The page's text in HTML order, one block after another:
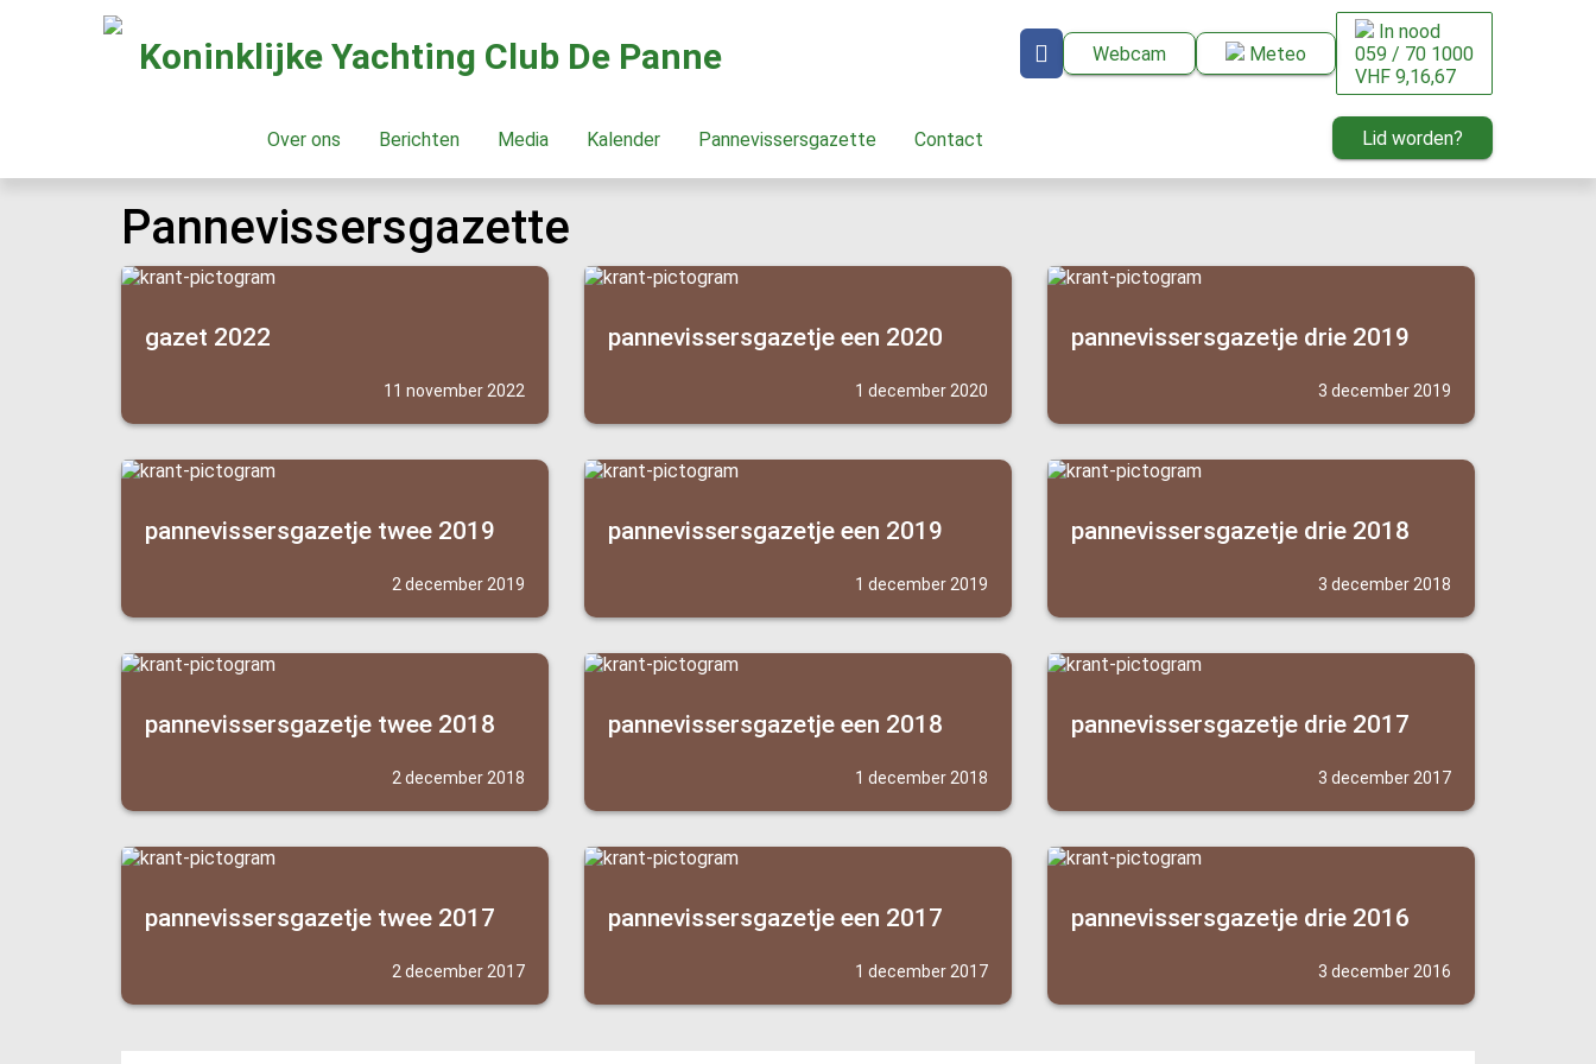
Koninklijke Yachting Club De Panne Webcam Meteo
In nood
059 / 70 1000
VHF 9,16,67
Over ons Berichten Media Kalender Pannevissersgazette Contact Lid worden?
Pannevissersgazette
gazet 2022
11 november 2022
pannevissersgazetje een 2020
1 december 2020
pannevissersgazetje drie 2019
3 december 2019
pannevissersgazetje twee 2019
2 december 2019
pannevissersgazetje een 2019
1 december 2019
pannevissersgazetje drie 2018
3 december 2018
pannevissersgazetje twee 2018
2 december 2018
pannevissersgazetje een 2018
1 december 2018
pannevissersgazetje drie 2017
3 december 2017
pannevissersgazetje twee 2017
2 december 2017
pannevissersgazetje een 2017
1 december 2017
pannevissersgazetje drie 2016
3 december 2016